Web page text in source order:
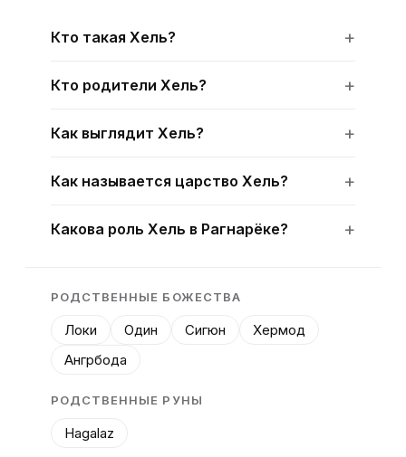
Кто такая Хель?
Кто родители Хель?
Как выглядит Хель?
Как называется царство Хель?
Какова роль Хель в Рагнарёке?
РОДСТВЕННЫЕ БОЖЕСТВА
Локи Один Сигюн
Хермод
Ангрбода
РОДСТВЕННЫЕ РУНЫ
Hagalaz